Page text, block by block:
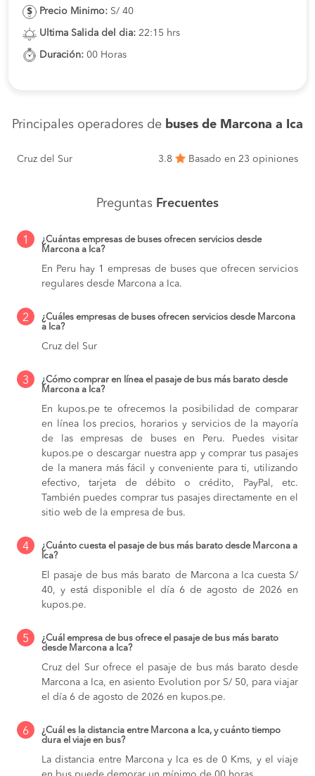
Precio Minimo: S/ 40
Ultima Salida del dia: 22:15 hrs
Duración: 00 Horas
Principales operadores de buses de Marcona a Ica
Cruz del Sur 3.8 Basado en 23 opiniones
Preguntas Frecuentes
1
¿Cuántas empresas de buses ofrecen servicios desde
Marcona a Ica?
En Peru hay 1 empresas de buses que ofrecen servicios
regulares desde Marcona a Ica.
2
¿Cuáles empresas de buses ofrecen servicios desde Marcona
a Ica?
Cruz del Sur
3
¿Cómo comprar en línea el pasaje de bus más barato desde
Marcona a Ica?
En kupos.pe te ofrecemos la posibilidad de comparar
en línea los precios, horarios y servicios de la mayoría
de las empresas de buses en Peru. Puedes visitar
kupos.pe o descargar nuestra app y comprar tus pasajes
de la manera más fácil y conveniente para ti, utilizando
efectivo, tarjeta de débito o crédito, PayPal, etc.
También puedes comprar tus pasajes directamente en el
sitio web de la empresa de bus.
4
¿Cuánto cuesta el pasaje de bus más barato desde Marcona a
Ica?
El pasaje de bus más barato de Marcona a Ica cuesta S/
40, y está disponible el día 6 de agosto de 2026 en
kupos.pe.
5
¿Cuál empresa de bus ofrece el pasaje de bus más barato
desde Marcona a Ica?
Cruz del Sur ofrece el pasaje de bus más barato desde
Marcona a Ica, en asiento Evolution por S/ 50, para viajar
el día 6 de agosto de 2026 en kupos.pe.
6
¿Cuál es la distancia entre Marcona a Ica, y cuánto tiempo
dura el viaje en bus?
La distancia entre Marcona y Ica es de 0 Kms, y el viaje